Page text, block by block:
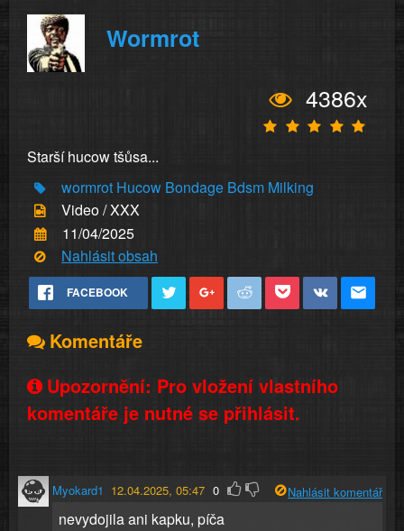
Wormrot
4386x
Starší hucow tšůsa...
wormrot Hucow Bondage Bdsm Milking
Video / XXX
11/04/2025
Nahlásit obsah
FACEBOOK
Komentáře
Upozornění: Pro vložení vlastního
komentáře je nutné se přihlásit.
Myokard1 12.04.2025, 05:47 0 Nahlásit komentář
nevydojila ani kapku, píča